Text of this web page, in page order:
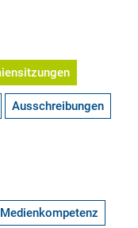
Ausschreibungen
Medienkompetenz